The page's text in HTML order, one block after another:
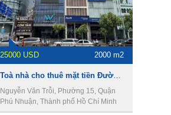
25000 USD 2000 m2
Toà nhà cho thuê mặt tiền Đường Nguyễn Văn Trỗi, DT 10 x 30m, 1 hầm 8 lầu, Giá 25000usd
Nguyễn Văn Trỗi, Phường 15, Quận
Phú Nhuận, Thành phố Hồ Chí Minh